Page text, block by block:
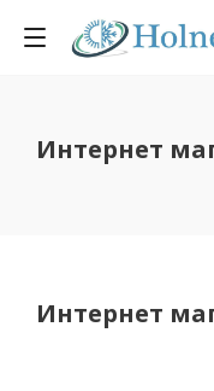
Интернет
Интернет